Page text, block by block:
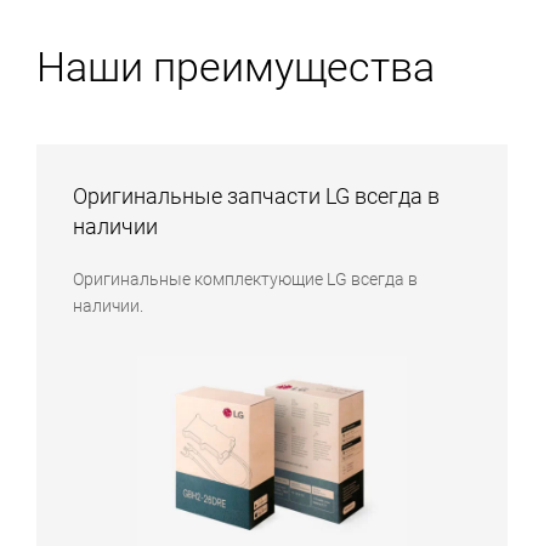
Наши преимущества
Оригинальные запчасти LG всегда в
наличии
Оригинальные комплектующие LG всегда в
наличии.